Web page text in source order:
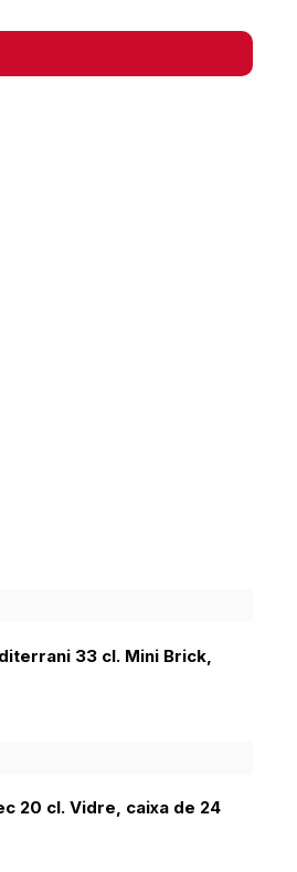
33 cl. Mini Brick,
20 cl. Vidre, caixa de 24